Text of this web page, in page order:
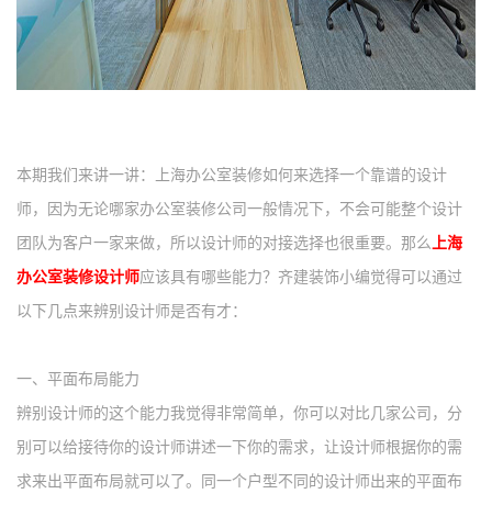
本期我们来讲一讲：上海办公室装修如何来选择一个靠谱的设计
师，因为无论哪家办公室装修公司一般情况下，不会可能整个设计
团队为客户一家来做，所以设计师的对接选择也很重要。那么 上海
办公室装修设计师应该具有哪些能力？齐建装饰小编觉得可以通过
以下几点来辨别设计师是否有才：
一、 平面布局能力
辨别设计师的这个能力我觉得非常简单，你可以对比几家公司，分
别可以给接待你的设计师讲述一下你的需求，让设计师根据你的需
求来出平面布局就可以了。同一个户型不同的设计师出来的平面布